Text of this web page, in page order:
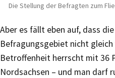
Die Stellung der Befragten zum
Aber es fällt eben auf, dass
Befragungsgebiet nicht
Betroffenheit herrscht mit 36
Nordsachsen – und man darf